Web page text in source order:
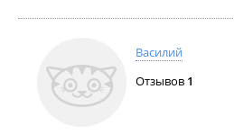
Василий
Отзывов 1